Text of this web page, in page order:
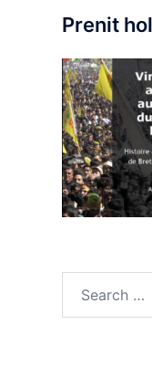
Prenit